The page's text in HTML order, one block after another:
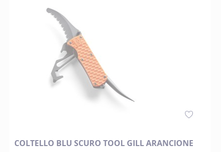
COLTELLO BLU SCURO TOOL GILL ARANCIONE